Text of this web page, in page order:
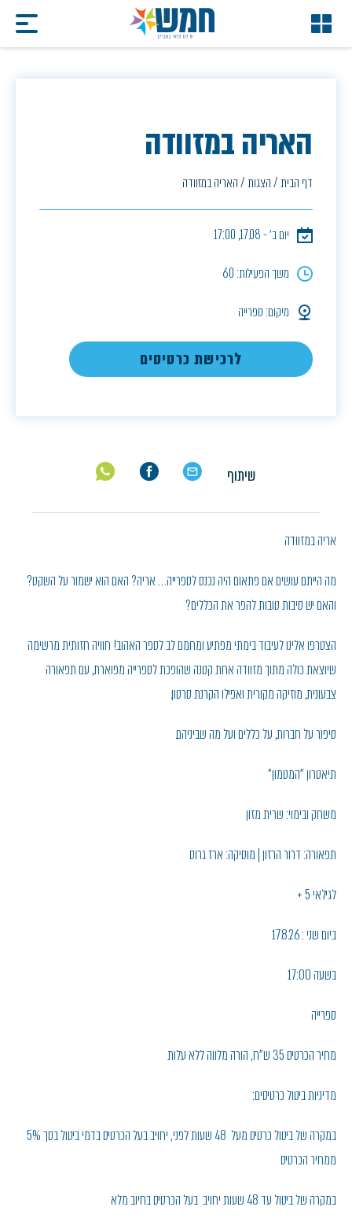
האריה במזוודה
דף הבית/הצגות/האריה במזוודה
יום ב׳ - 17.08, 17:00
משך הפעילות: 60
מיקום: ספרייה
לרכישת כרטיסים
שיתוף
אריה במזוודה
מה הייתם עושים אם פתאום היה נכנס לספרייה… אריה? האם הוא ישמור על השקט?
והאם יש סיבות טובות להפר את הכללים?
הצטרפו אלינו לעיבוד בימתי מפתיע ומחמם לב לספר האהוב! חוויה חזותית מרשימה
שיוצאת כולה מתוך מזוודה אחת קטנה שהופכת לספרייה מפוארת, עם תפאורה
צבעונית, מוזיקה מקורית ואפילו הקרנת סרטון.
סיפור על חברות, על כללים ועל מה שביניהם.
תיאטרון "המטמון"
משחק ובימוי: שרית מזון
תפאורה: דרור הרזון | מוסיקה: ארז גרוס
לגילאי 5 +
ביום שני : 17.8.26
בשעה 17:00
ספרייה
מחיר הכרטיס 35 ש"ח , הורה מלווה ללא עלות
מדיניות ביטול כרטיסים:
במקרה של ביטול כרטיס מעל 48 שעות לפני , יחויב בעל הכרטיס בדמי ביטול בסך 5%
ממחיר הכרטיס
במקרה של ביטול עד 48 שעות יחויב בעל הכרטיס בחיוב מלא